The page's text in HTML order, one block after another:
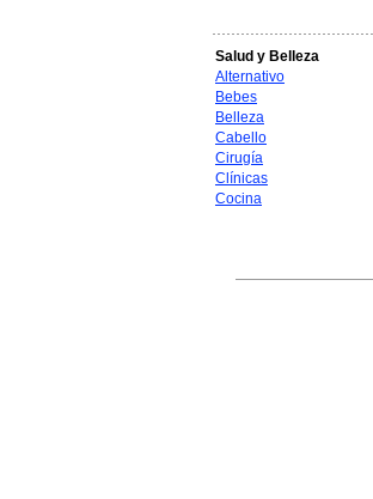
Salud y Belleza
Alternativo
Bebes
Belleza
Cabello
Cirugía
Clínicas
Cocina